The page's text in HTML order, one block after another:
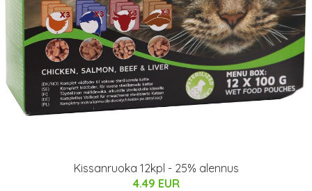
Kissanruoka 12kpl - 25% alennus
4.49 EUR